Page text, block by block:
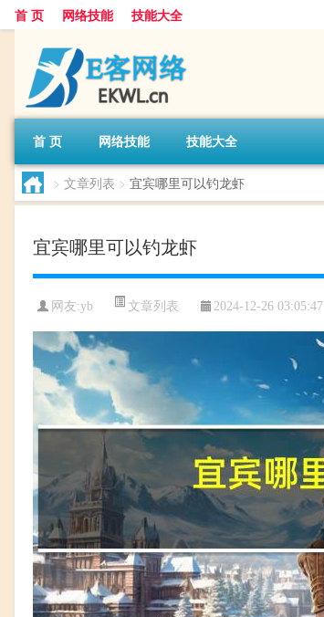
首 页 网络技能 技能大全
首 页 网络技能 技能大全
> 文章列表 > 宜宾哪里可以钓龙虾
宜宾哪里可以钓龙虾
网友:yb 文章列表 2024-12-26 03:05:47